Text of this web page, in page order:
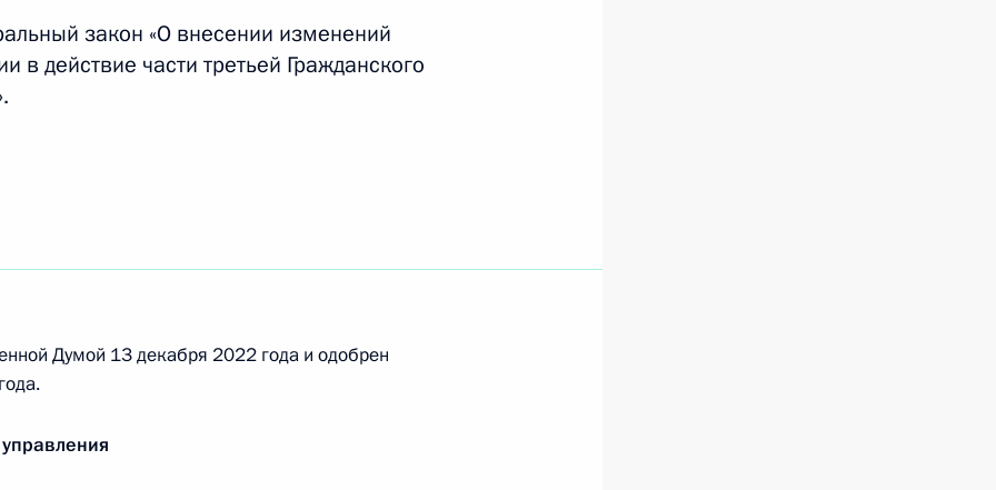
на территории
и местных бюджетов
закон «О внесении изменений
в действие части третьей Гражданского
Думой 13 декабря 2022 года и одобрен